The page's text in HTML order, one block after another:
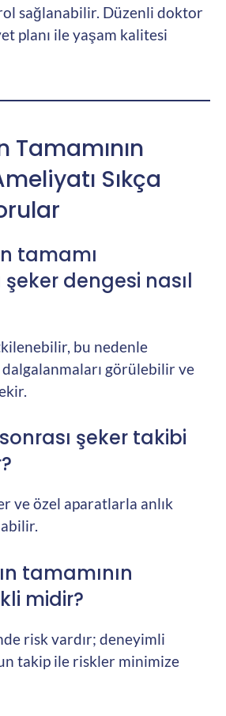
sağlanabilir. Düzenli doktor
planı ile yaşam kalitesi
Tamamının
Sıkça
tamamı
şeker dengesi nasıl
bu nedenle
görülebilir ve
şeker takibi
ve özel aparatlarla anlık
tamamının
midir?
risk vardır; deneyimli
takip ile riskler minimize